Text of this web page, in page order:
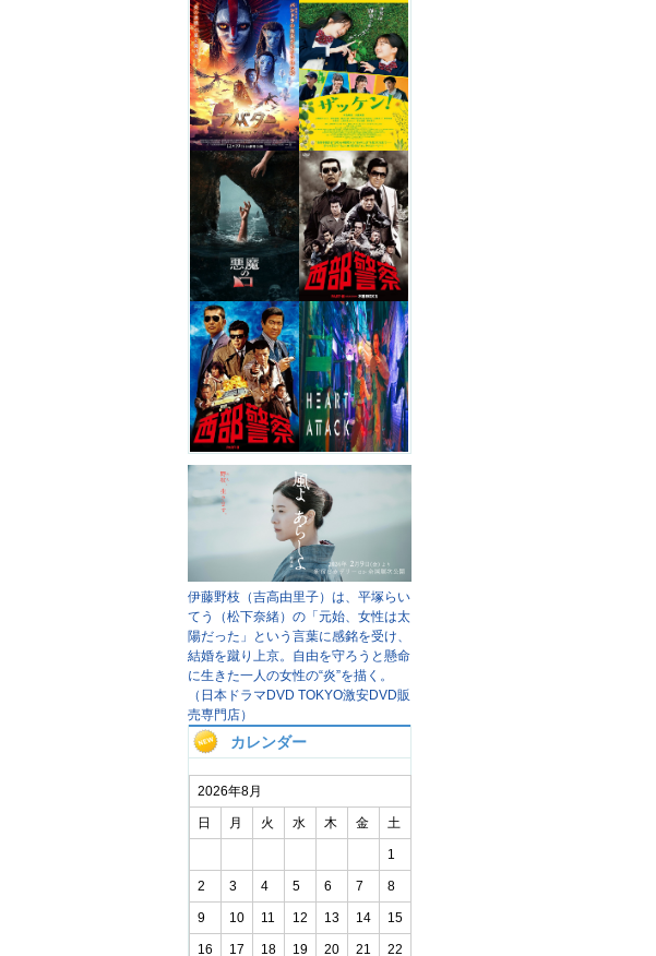
伊藤野枝（吉高由里子）は、平塚らい
てう（松下奈緒）の「元始、女性は太
陽だった」という言葉に感銘を受け、
結婚を蹴り上京。自由を守ろうと懸命
に生きた一人の女性の“炎”を描く。
（日本ドラマDVD TOKYO激安DVD販
売専門店）
カレンダー
2026年8月
日 月 火 水 木 金 土
1
2 3 4 5 6 7 8
9 10 11 12 13 14 15
16 17 18 19 20 21 22